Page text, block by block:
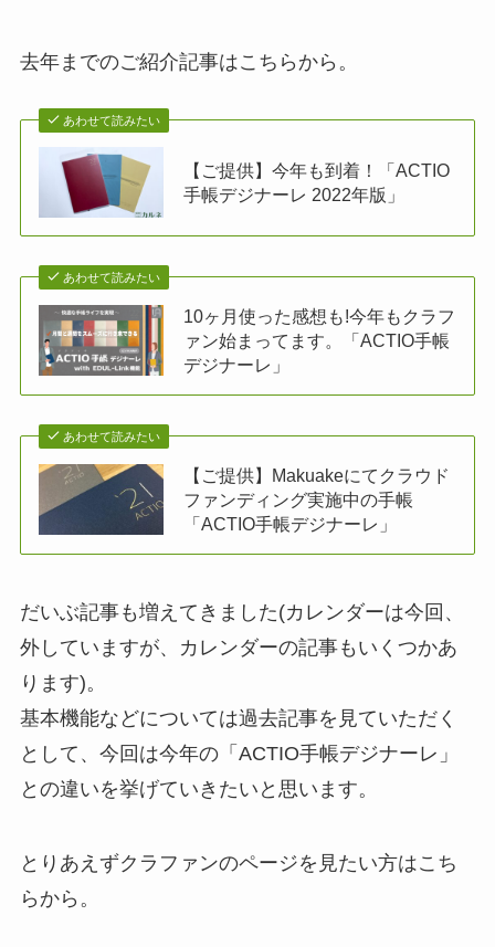
去年までのご紹介記事はこちらから。
あわせて読みたい
【ご提供】今年も到着！「ACTIO
手帳デジナーレ 2022年版」
あわせて読みたい
10ヶ月使った感想も!今年もクラフ
ァン始まってます。「ACTIO手帳
デジナーレ」
あわせて読みたい
【ご提供】Makuakeにてクラウド
ファンディング実施中の手帳
「ACTIO手帳デジナーレ」
だいぶ記事も増えてきました(カレンダーは今回、
外していますが、カレンダーの記事もいくつかあ
ります)。
基本機能などについては過去記事を見ていただく
として、今回は今年の「ACTIO手帳デジナーレ」
との違いを挙げていきたいと思います。
とりあえずクラファンのページを見たい方はこち
らから。